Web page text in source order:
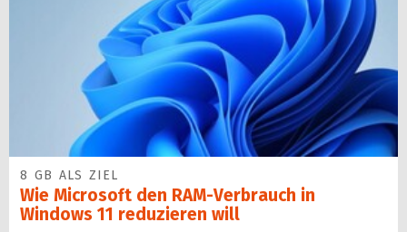
8 GB ALS ZIEL
Wie Microsoft den RAM-Verbrauch in
Windows 11 reduzieren will